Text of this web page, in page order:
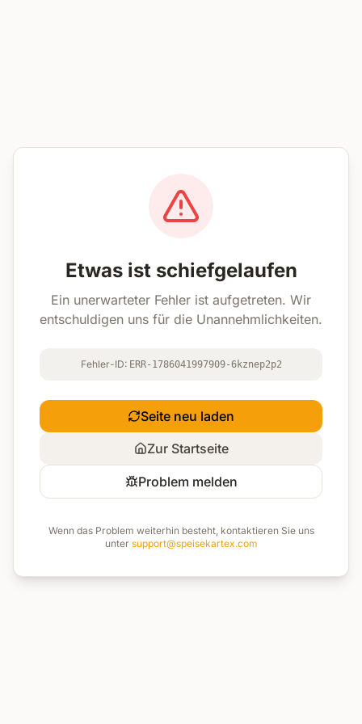
Etwas ist schiefgelaufen
Ein unerwarteter Fehler ist aufgetreten. Wir
entschuldigen uns für die Unannehmlichkeiten.
Fehler-ID: ERR-1786041997909-6kznep2p2
Seite neu laden
Zur Startseite
Problem melden
Wenn das Problem weiterhin besteht, kontaktieren Sie uns
unter support@speisekartex.com